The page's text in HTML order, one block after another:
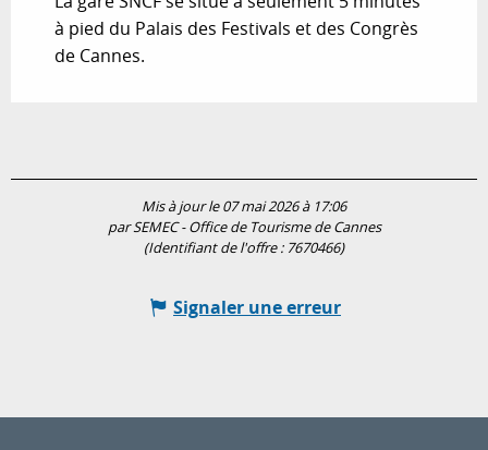
à pied du Palais des Festivals et des Congrès
de Cannes.
Mis à jour le 07 mai 2026 à 17:06
par SEMEC - Office de Tourisme de Cannes
(Identifiant de l'offre : 7670466)
Signaler une erreur